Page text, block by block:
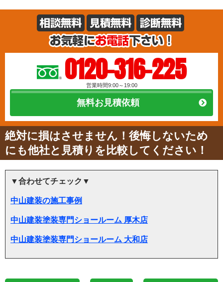
0120-316-225
営業時間9:00～19:00
無料お見積依頼
絶対に損はさせません！後悔しないため
にも他社と見積りを比較してください！
▼合わせてチェック▼
中山建装の施工事例
中山建装塗装専門ショールーム 厚木店
中山建装塗装専門ショールーム 大和店